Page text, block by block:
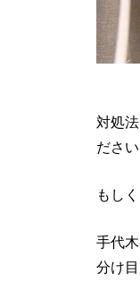
対処
ださ
もし
手代
分け